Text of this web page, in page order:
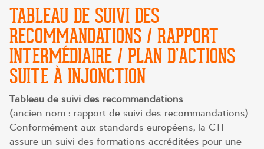
TABLEAU DE SUIVI DES
RECOMMANDATIONS / RAPPORT
INTERMÉDIAIRE / PLAN D’ACTIONS
SUITE À INJONCTION
Tableau de suivi des recommandations
(ancien nom : rapport de suivi des recommandations)
Conformément aux standards européens, la CTI
assure un suivi des formations accréditées pour une